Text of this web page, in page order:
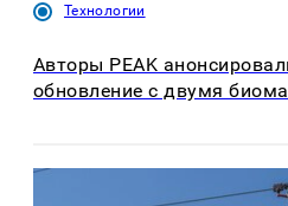
Технологии
Авторы PEAK
обновление с двумя